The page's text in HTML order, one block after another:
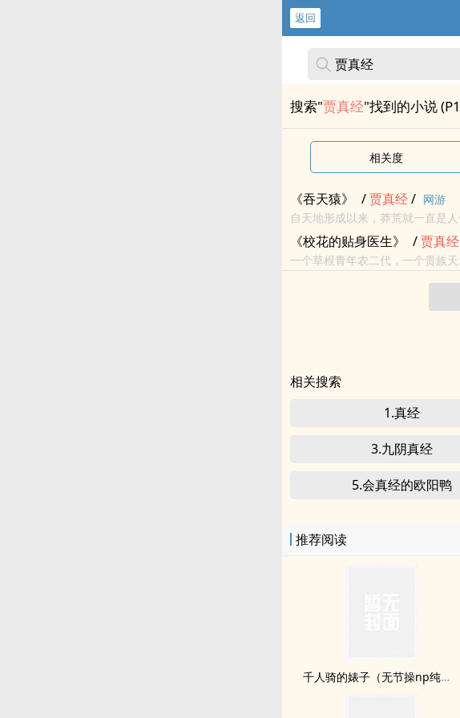
返回
搜索"贾真经"找到的小说
相关度
《吞天猿》 /贾真经/ 网游
自天地形成以来，莽荒就一直是
【五百大山、三百大水、一百邦国？】<br> 又或者是科学家所证的：【
代？】<b...
《校花的贴身医生》 /贾真经
一个草根青年农二代，一个贵族
花，玩转大都市，称霸中外黑道
相关搜索
1.真经
3.九阴真经
5.会真经的欧阳鸭
推荐阅读
千人骑的婊子（无节操np纯肉文）